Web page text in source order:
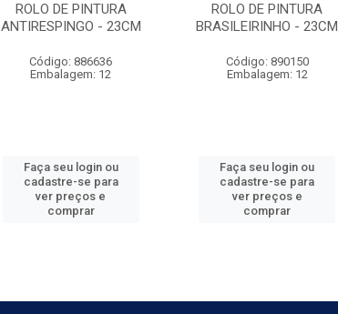
ROLO DE PINTURA
ANTIRESPINGO - 23CM
Código: 886636
Embalagem: 12
Faça seu login ou
cadastre-se para
ver preços e
comprar
ROLO DE PINTURA
BRASILEIRINHO - 23CM
Código: 890150
Embalagem: 12
Faça seu login ou
cadastre-se para
ver preços e
comprar